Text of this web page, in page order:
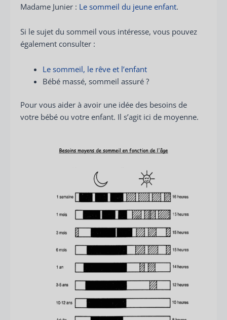
Madame Junier : Le sommeil du jeune enfant.
Si le sujet du sommeil vous intéresse, vous pouvez
également consulter :
Le sommeil, le rêve et l’enfant
Bébé massé, sommeil assuré ?
Pour vous aider à avoir une idée des besoins de
votre bébé ou votre enfant. Il s’agit ici de moyenne.